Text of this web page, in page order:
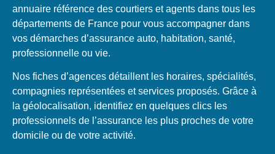
annuaire référence des courtiers et agents dans tous les
départements de France pour vous accompagner dans
vos démarches d’assurance auto, habitation, santé,
professionnelle ou vie.
Nos fiches d’agences détaillent les horaires, spécialités,
compagnies représentées et services proposés. Grâce à
la géolocalisation, identifiez en quelques clics les
professionnels de l’assurance les plus proches de votre
domicile ou de votre activité.